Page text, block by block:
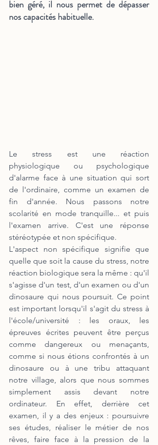
bien géré, il nous permet de dépasser
nos capacités habituelle.
Le stress est une réaction
physiologique ou psychologique
d'alarme face à une situation qui sort
de l'ordinaire, comme un examen de
fin d'année. Nous passons notre
scolarité en mode tranquille... et puis
l'examen arrive. C'est une réponse
stéréotypée et non spécifique.
L'aspect non spécifique signifie que
quelle que soit la cause du stress, notre
réaction biologique sera la même : qu'il
s'agisse d'un test, d'un examen ou d'un
dinosaure qui nous poursuit. Ce point
est important lorsqu'il s'agit du stress à
l'école/université : les oraux, les
épreuves écrites peuvent être perçus
comme dangereux ou menaçants,
comme si nous étions confrontés à un
dinosaure ou à une tribu attaquant
notre village, alors que nous sommes
simplement assis devant notre
ordinateur. En effet, derrière cet
examen, il y a des enjeux : poursuivre
ses études, réaliser le métier de nos
rêves, faire face à la pression de la